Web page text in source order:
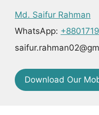
Md. Saifur Rahman
WhatsApp:
Download Our